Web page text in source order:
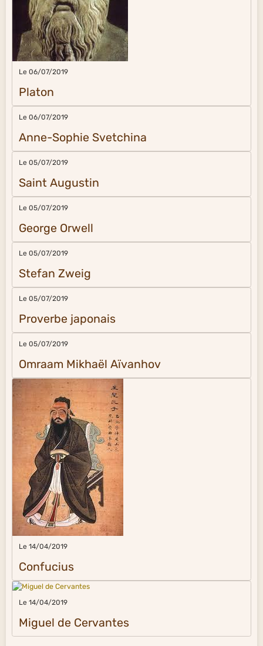
Le 06/07/2019
Platon
Le 06/07/2019
Anne-Sophie Svetchina
Le 05/07/2019
Saint Augustin
Le 05/07/2019
George Orwell
Le 05/07/2019
Stefan Zweig
Le 05/07/2019
Proverbe japonais
Le 05/07/2019
Omraam Mikhaël Aïvanhov
Le 14/04/2019
Confucius
Le 14/04/2019
Miguel de Cervantes